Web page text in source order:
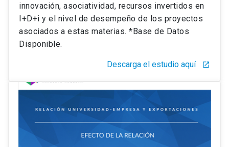
innovación, asociatividad, recursos invertidos en
I+D+i y el nivel de desempeño de los proyectos
asociados a estas materias. *Base de Datos
Disponible.
Descarga el estudio aquí launch